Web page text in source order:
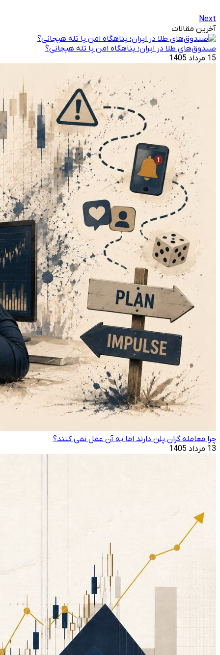
Next
آخرین مقالات
صندوق‌های طلا در ایران؛ پناهگاه امن یا تله هیجانی؟
15 مرداد 1405
چرا معامله ‌گران پلن دارند اما به آن عمل نمی ‌کنند؟
13 مرداد 1405